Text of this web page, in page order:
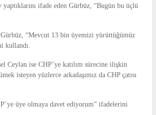
ifade eden Gürbüz, “Bugün bu üçlü
Gürbüz, “Mevcut 13 bin üyemizi yürüttüğümüz
kullandı.
Ceylan ise CHP’ye katılım sürecine ilişkin
isteyen yüzlerce arkadaşımız da CHP çatısı
üye olmaya davet ediyorum” ifadelerini